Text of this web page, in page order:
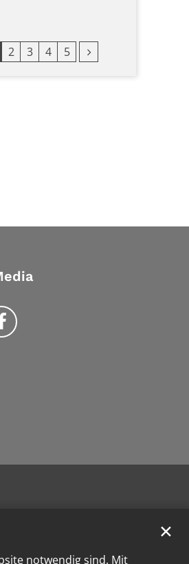
notwendig sind. Mit
✕
Seite
2 3 4 5 Nächste Seite
Trier auf Instragram
Bistum Trier auf Facebook